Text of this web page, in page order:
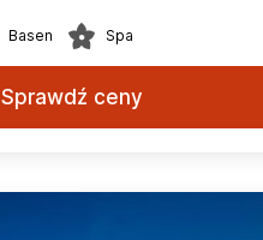
Basen Spa
Sprawdź ceny